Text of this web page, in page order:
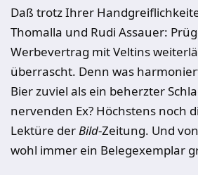
Daß trotz Ihrer
Thomalla und Rudi Assauer:
Werbevertrag mit Veltins
überrascht. Denn was
Bier zuviel als ein beherzter
nervenden Ex? Höchstens noch
Lektüre derBild-Zeitung. Und
wohl immer ein Belegexemplar